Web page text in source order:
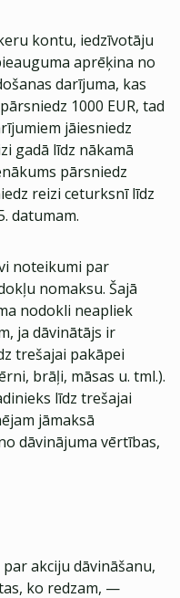
kontu, iedzīvotāju
aprēķina no
darījuma, kas
1000 EUR, tad
jāiesniedz
gadā līdz nākamā
pārsniedz
reizi ceturksnī līdz
datumam.
noteikumi par
nomaksu. Šajā
nodokli neapliek
ja dāvinātājs ir
trešajai pakāpei
brāļi, māsas u. tml.).
līdz trešajai
jāmaksā
dāvinājuma vērtības,
akciju dāvināšanu,
ko redzam, —